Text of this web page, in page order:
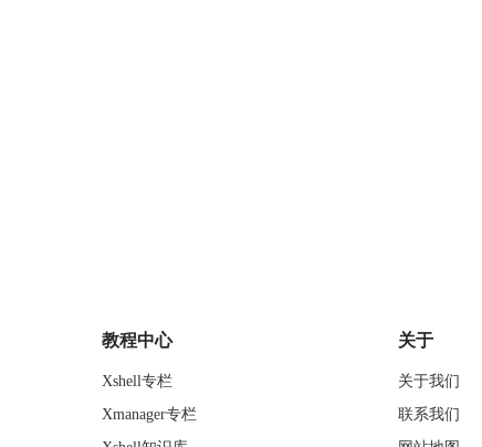
教程中心
Xshell专栏
Xmanager专栏
关于
关于我们
联系我们